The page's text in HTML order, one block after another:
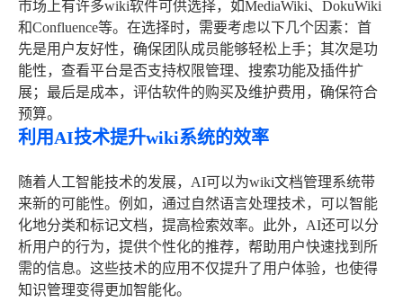
市场上有许多wiki软件可供选择，如MediaWiki、DokuWiki
和Confluence等。在选择时，需要考虑以下几个因素：首
先是用户友好性，确保团队成员能够轻松上手；其次是功
能性，查看平台是否支持权限管理、搜索功能及插件扩
展；最后是成本，评估软件的购买及维护费用，确保符合
预算。
利用AI技术提升wiki系统的效率
随着人工智能技术的发展，AI可以为wiki文档管理系统带
来新的可能性。例如，通过自然语言处理技术，可以智能
化地分类和标记文档，提高检索效率。此外，AI还可以分
析用户的行为，提供个性化的推荐，帮助用户快速找到所
需的信息。这些技术的应用不仅提升了用户体验，也使得
知识管理变得更加智能化。